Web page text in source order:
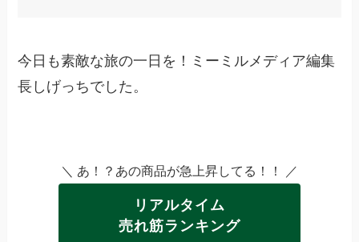
今日も素敵な旅の一日を！ミーミルメディア編集
長しげっちでした。
＼ あ！？あの商品が急上昇してる！！ ／
リアルタイム
売れ筋ランキング